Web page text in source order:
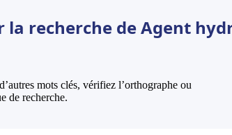
la recherche de Agent
mots clés, vérifiez l’orthographe ou
de recherche.